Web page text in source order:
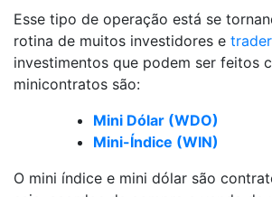
Esse tipo de operação está se
rotina de muitos investidores e
investimentos que podem ser feitos
minicontratos são:
Mini Dólar (WDO)
Mini-Índice (WIN)
O mini índice e mini dólar são